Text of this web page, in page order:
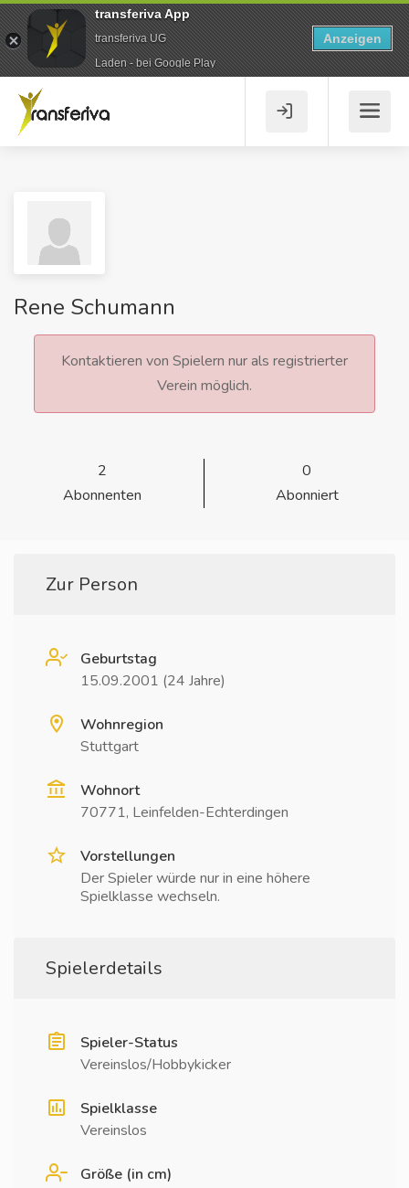
Rene Schumann
Kontaktieren von Spielern nur als registrierter
Verein möglich.
2
Abonnenten
0
Abonniert
Zur Person
Geburtstag
15.09.2001 (24 Jahre)
Wohnregion
Stuttgart
Wohnort
70771, Leinfelden-Echterdingen
Vorstellungen
Der Spieler würde nur in eine höhere
Spielklasse wechseln.
Spielerdetails
Spieler-Status
Vereinslos/Hobbykicker
Spielklasse
Vereinslos
Größe (in cm)
transferiva App
transferiva UG
Laden - bei Google Play
Anzeigen